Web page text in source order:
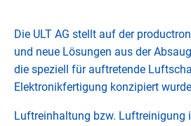
Die ULT AG stellt auf der
und neue Lösungen aus der
die speziell für auftretende
Elektronikfertigung konzipiert
Luftreinhaltung bzw. Luftreinigung